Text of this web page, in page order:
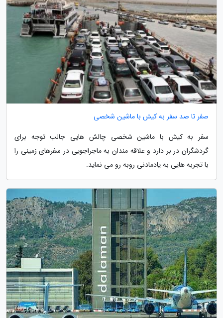
صفر تا صد سفر به کیش با ماشین شخصی
سفر به کیش با ماشین شخصی چالش هایی جالب توجه برای
گردشگران در بر دارد و علاقه مندان به ماجراجویی در سفرهای زمینی را
با تجربه هایی به یادمادنی روبه رو می نماید.